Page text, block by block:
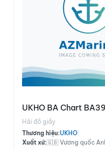
UKHO BA Chart
Hải đồ giấy
Thương hiệu:UKHO
Xuất xứ:🇬🇧 Vương quốc